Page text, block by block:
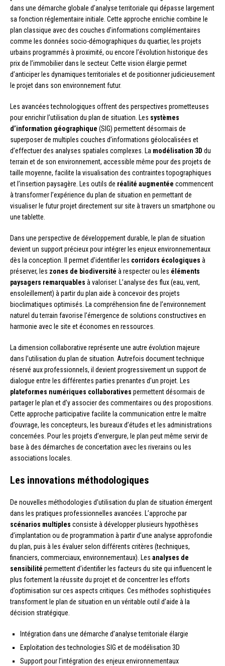
dans une démarche globale d’analyse territoriale qui dépasse largement
sa fonction réglementaire initiale. Cette approche enrichie combine le
plan classique avec des couches d’informations complémentaires
comme les données socio-démographiques du quartier, les projets
urbains programmés à proximité, ou encore l’évolution historique des
prix de l’immobilier dans le secteur. Cette vision élargie permet
d’anticiper les dynamiques territoriales et de positionner judicieusement
le projet dans son environnement futur.
Les avancées technologiques offrent des perspectives prometteuses
pour enrichir l’utilisation du plan de situation. Les systèmes
d’information géographique (SIG) permettent désormais de
superposer de multiples couches d’informations géolocalisées et
d’effectuer des analyses spatiales complexes. La modélisation 3D du
terrain et de son environnement, accessible même pour des projets de
taille moyenne, facilite la visualisation des contraintes topographiques
et l’insertion paysagère. Les outils de réalité augmentée commencent
à transformer l’expérience du plan de situation en permettant de
visualiser le futur projet directement sur site à travers un smartphone ou
une tablette.
Dans une perspective de développement durable, le plan de situation
devient un support précieux pour intégrer les enjeux environnementaux
dès la conception. Il permet d’identifier les corridors écologiques à
préserver, les zones de biodiversité à respecter ou les éléments
paysagers remarquables à valoriser. L’analyse des flux (eau, vent,
ensoleillement) à partir du plan aide à concevoir des projets
bioclimatiques optimisés. La compréhension fine de l’environnement
naturel du terrain favorise l’émergence de solutions constructives en
harmonie avec le site et économes en ressources.
La dimension collaborative représente une autre évolution majeure
dans l’utilisation du plan de situation. Autrefois document technique
réservé aux professionnels, il devient progressivement un support de
dialogue entre les différentes parties prenantes d’un projet. Les
plateformes numériques collaboratives permettent désormais de
partager le plan et d’y associer des commentaires ou des propositions.
Cette approche participative facilite la communication entre le maître
d’ouvrage, les concepteurs, les bureaux d’études et les administrations
concernées. Pour les projets d’envergure, le plan peut même servir de
base à des démarches de concertation avec les riverains ou les
associations locales.
Les innovations méthodologiques
De nouvelles méthodologies d’utilisation du plan de situation émergent
dans les pratiques professionnelles avancées. L’approche par
scénarios multiples consiste à développer plusieurs hypothèses
d’implantation ou de programmation à partir d’une analyse approfondie
du plan, puis à les évaluer selon différents critères (techniques,
financiers, commerciaux, environnementaux). Les analyses de
sensibilité permettent d’identifier les facteurs du site qui influencent le
plus fortement la réussite du projet et de concentrer les efforts
d’optimisation sur ces aspects critiques. Ces méthodes sophistiquées
transforment le plan de situation en un véritable outil d’aide à la
décision stratégique.
Intégration dans une démarche d’analyse territoriale élargie
Exploitation des technologies SIG et de modélisation 3D
Support pour l’intégration des enjeux environnementaux